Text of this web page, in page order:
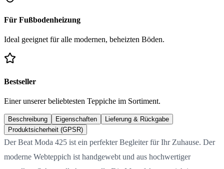
Für Fußbodenheizung
Ideal geeignet für alle modernen, beheizten Böden.
Bestseller
Einer unserer beliebtesten Teppiche im Sortiment.
Beschreibung Eigenschaften
Lieferung & Rückgabe
Produktsicherheit (GPSR)
Der Beat Moda 425 ist ein perfekter Begleiter für Ihr Zuhause. Der
moderne Webteppich ist handgewebt und aus hochwertiger